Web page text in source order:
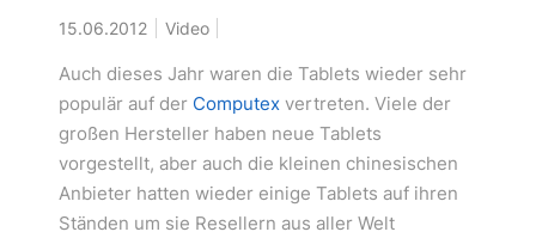
15.06.2012 Video
Auch dieses Jahr waren die Tablets wieder sehr
populär auf der Computex vertreten. Viele der
großen Hersteller haben neue Tablets
vorgestellt, aber auch die kleinen chinesischen
Anbieter hatten wieder einige Tablets auf ihren
Ständen um sie Resellern aus aller Welt